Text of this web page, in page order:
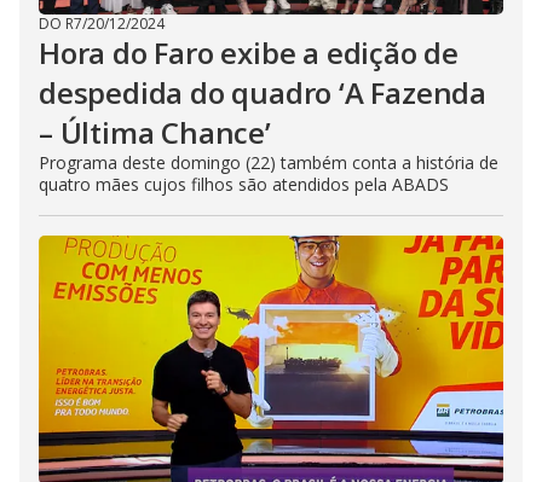
DO R7/20/12/2024
Hora do Faro exibe a edição de
despedida do quadro ‘A Fazenda
– Última Chance’
Programa deste domingo (22) também conta a história de
quatro mães cujos filhos são atendidos pela ABADS